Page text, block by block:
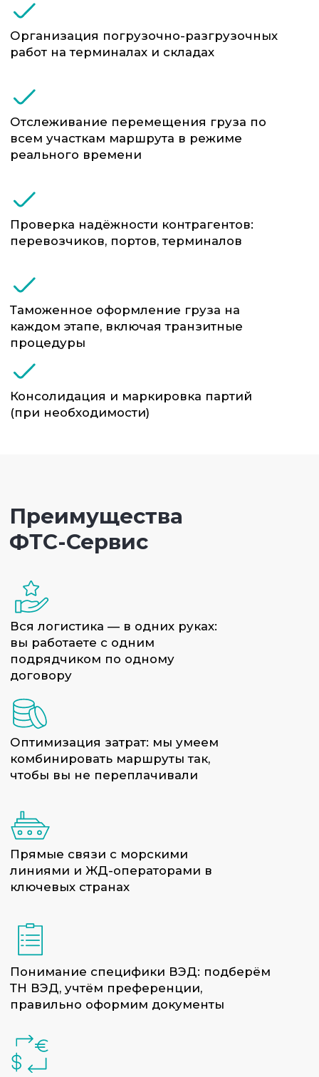
Решаем задачи «с земли»: от выбора
контейнера до оперативной смены
маршрута при задержках
Собственный отдел аналитики
логистических рисков
Понимание специфики ВЭД: подберём